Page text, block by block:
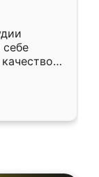
себе
почти